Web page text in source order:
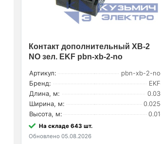
Контакт дополнительный XB-2
NO зел. EKF pbn-xb-2-no
Артикул:
pbn-xb-2-no
Бренд:
EKF
Длина, м:
0.03
Ширина, м:
0.025
Высота, м:
0.01
На складе 643 шт.
Обновлено 05.08.2026